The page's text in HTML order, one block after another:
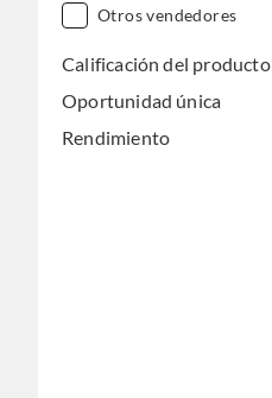
Otros vendedores
Calificación del producto
Oportunidad única
Rendimiento